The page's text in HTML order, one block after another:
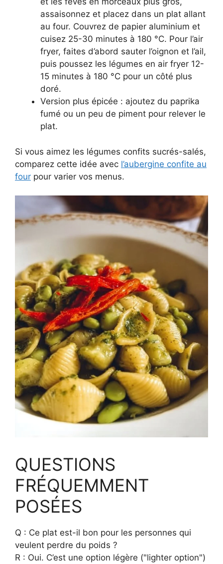
assaisonnez et placez dans un plat allant
au four. Couvrez de papier aluminium et
cuisez 25-30 minutes à 180 °C. Pour l’air
fryer, faites d’abord sauter l’oignon et l’ail,
puis poussez les légumes en air fryer 12-
15 minutes à 180 °C pour un côté plus
doré.
Version plus épicée : ajoutez du paprika
fumé ou un peu de piment pour relever le
plat.
Si vous aimez les légumes confits sucrés-salés,
comparez cette idée avec l’aubergine confite au
four pour varier vos menus.
QUESTIONS
FRÉQUEMMENT
POSÉES
Q : Ce plat est-il bon pour les personnes qui
veulent perdre du poids ?
R : Oui. C’est une option légère ("lighter option")